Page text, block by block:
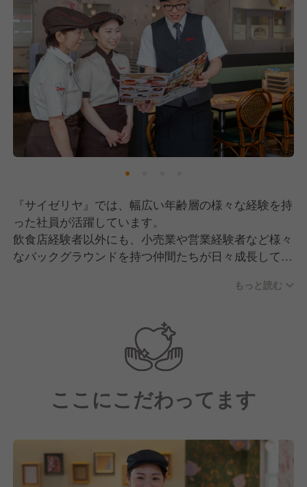
食を通じた社会貢献に向けて、私たちと共に成長して
くていきませんか？
『サイゼリヤ』では、幅広い年齢層の様々な経験を持
った社員が活躍しています。
飲食店経験者以外にも、小売業や営業経験者など様々
なバックグラウンドを持つ仲間たちが日々成長してい
互いに支え合う社風です。
中途入社者も新卒入社者と同様の研修を受ける機会が
同期入社の方と横の繋がりを作れる機会があります。
困ったときには、地域の教育担当者や先輩社員がサポ
ートしてくれるので、経験が浅い方でも安心して働け
≪こんな方を歓迎します≫
・理念に共感し、会社と共に成長しつづけてくれる方
もっと読む
ここにこだわってます